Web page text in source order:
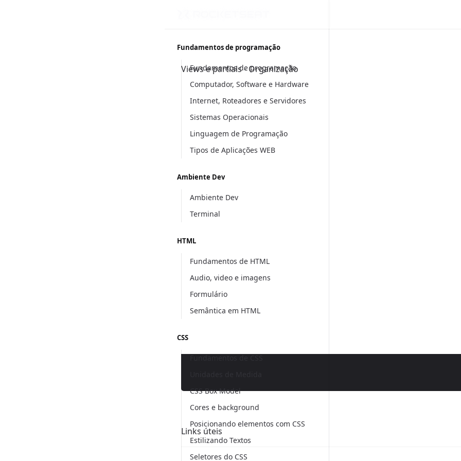
Fundamentos de programação
Fundamentos de programação
Computador, Software e Hardware
Internet, Roteadores e Servidores
Sistemas Operacionais
Linguagem de Programação
Tipos de Aplicações WEB
Ambiente Dev
Ambiente Dev
Terminal
HTML
Fundamentos de HTML
Audio, video e imagens
Formulário
Semântica em HTML
CSS
CSS Box Model
Cores e background
Posicionando elementos com CSS
Estilizando Textos
Seletores do CSS
Views e partials - Organização
Links úteis